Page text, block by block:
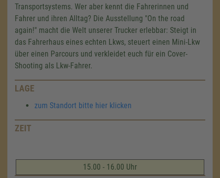
Transportsystems. Wer aber kennt die Fahrerinnen und
Fahrer und ihren Alltag? Die Ausstellung "On the road
again!" macht die Welt unserer Trucker erlebbar: Steigt in
das Fahrerhaus eines echten Lkws, steuert einen Mini-Lkw
über einen Parcours und verkleidet euch für ein Cover-
Shooting als Lkw-Fahrer.
LAGE
zum Standort bitte hier klicken
ZEIT
15.00 - 16.00 Uhr